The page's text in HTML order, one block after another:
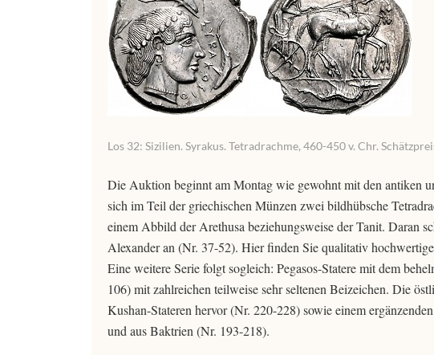
Los 32: Sizilien. Syrakus. Tetradrachme, 460-450 v. Chr.
Die Auktion beginnt am Montag wie gewohnt mit den antiken
sich im Teil der griechischen Münzen zwei bildhübsche
einem Abbild der Arethusa beziehungsweise der Tanit. Daran
Alexander an (Nr. 37-52). Hier finden Sie qualitativ
Eine weitere Serie folgt sogleich: Pegasos-Statere mit dem
106) mit zahlreichen teilweise sehr seltenen Beizeichen. Die
Kushan-Stateren hervor (Nr. 220-228) sowie einem
und aus Baktrien (Nr. 193-218).